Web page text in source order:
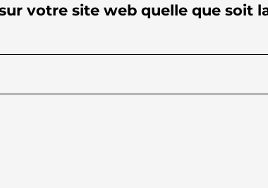
votre site web quelle que soit